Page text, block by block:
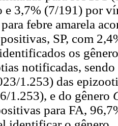
e 3,7% (7/191) por
febre amarela
SP, com
os
notificadas,
1.253) das
1.253), e do gênero
para FA,